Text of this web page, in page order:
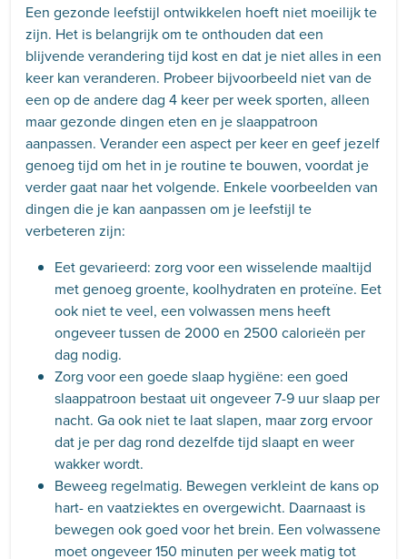
Een gezonde leefstijl ontwikkelen hoeft niet moeilijk te
zijn. Het is belangrijk om te onthouden dat een
blijvende verandering tijd kost en dat je niet alles in een
keer kan veranderen. Probeer bijvoorbeeld niet van de
een op de andere dag 4 keer per week sporten, alleen
maar gezonde dingen eten en je slaappatroon
aanpassen. Verander een aspect per keer en geef jezelf
genoeg tijd om het in je routine te bouwen, voordat je
verder gaat naar het volgende. Enkele voorbeelden van
dingen die je kan aanpassen om je leefstijl te
verbeteren zijn:
Eet gevarieerd: zorg voor een wisselende maaltijd
met genoeg groente, koolhydraten en proteïne. Eet
ook niet te veel, een volwassen mens heeft
ongeveer tussen de 2000 en 2500 calorieën per
dag nodig.
Zorg voor een goede slaap hygiëne: een goed
slaappatroon bestaat uit ongeveer 7-9 uur slaap per
nacht. Ga ook niet te laat slapen, maar zorg ervoor
dat je per dag rond dezelfde tijd slaapt en weer
wakker wordt.
Beweeg regelmatig. Bewegen verkleint de kans op
hart- en vaatziektes en overgewicht. Daarnaast is
bewegen ook goed voor het brein. Een volwassene
moet ongeveer 150 minuten per week matig tot